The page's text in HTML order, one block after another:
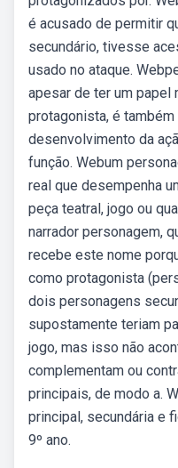
é acusado de permitir
secundário, tivesse
usado no ataque.
apesar de ter um papel
protagonista, é
desenvolvimento da
função. Webum
real que desempenha
peça teatral, jogo ou
narrador personagem,
recebe este nome
como protagonista
dois personagens
supostamente teriam
jogo, mas isso não
complementam ou
principais, de modo a.
principal, secundária e
9º ano.